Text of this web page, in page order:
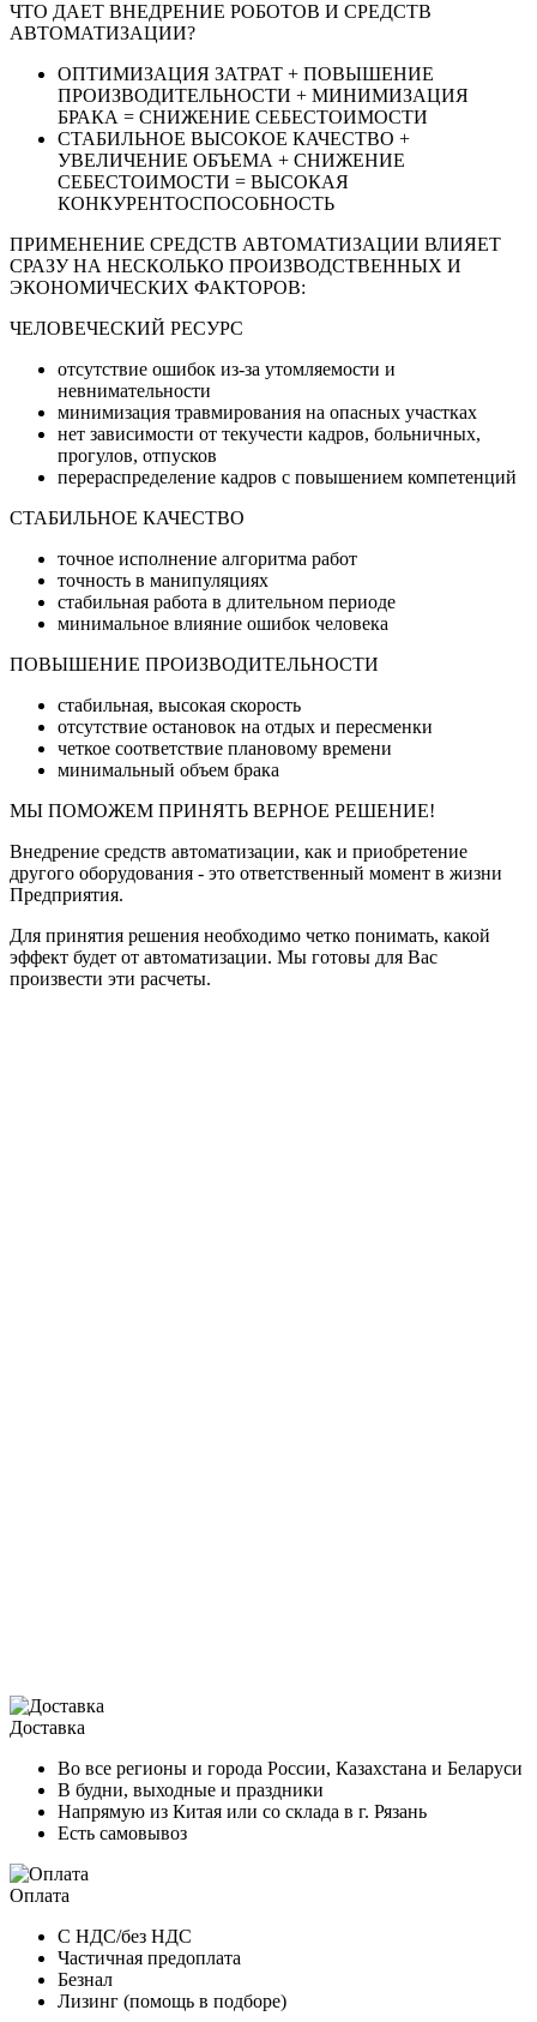
ЧТО ДАЕТ ВНЕДРЕНИЕ РОБОТОВ И СРЕДСТВ
АВТОМАТИЗАЦИИ?
ОПТИМИЗАЦИЯ ЗАТРАТ + ПОВЫШЕНИЕ
ПРОИЗВОДИТЕЛЬНОСТИ + МИНИМИЗАЦИЯ
БРАКА = СНИЖЕНИЕ СЕБЕСТОИМОСТИ
СТАБИЛЬНОЕ ВЫСОКОЕ КАЧЕСТВО +
УВЕЛИЧЕНИЕ ОБЪЕМА + СНИЖЕНИЕ
СЕБЕСТОИМОСТИ = ВЫСОКАЯ
КОНКУРЕНТОСПОСОБНОСТЬ
ПРИМЕНЕНИЕ СРЕДСТВ АВТОМАТИЗАЦИИ ВЛИЯЕТ
СРАЗУ НА НЕСКОЛЬКО ПРОИЗВОДСТВЕННЫХ И
ЭКОНОМИЧЕСКИХ ФАКТОРОВ:
ЧЕЛОВЕЧЕСКИЙ РЕСУРС
отсутствие ошибок из-за утомляемости и
невнимательности
минимизация травмирования на опасных участках
нет зависимости от текучести кадров, больничных,
прогулов, отпусков
перераспределение кадров с повышением компетенций
СТАБИЛЬНОЕ КАЧЕСТВО
точное исполнение алгоритма работ
точность в манипуляциях
стабильная работа в длительном периоде
минимальное влияние ошибок человека
ПОВЫШЕНИЕ ПРОИЗВОДИТЕЛЬНОСТИ
стабильная, высокая скорость
отсутствие остановок на отдых и пересменки
четкое соответствие плановому времени
минимальный объем брака
МЫ ПОМОЖЕМ ПРИНЯТЬ ВЕРНОЕ РЕШЕНИЕ!
Внедрение средств автоматизации, как и приобретение
другого оборудования - это ответственный момент в жизни
Предприятия.
Для принятия решения необходимо четко понимать, какой
эффект будет от автоматизации. Мы готовы для Вас
произвести эти расчеты.
Доставка
Во все регионы и города России, Казахстана и Беларуси
В будни, выходные и праздники
Напрямую из Китая или со склада в г. Рязань
Есть самовывоз
Оплата
С НДС/без НДС
Частичная предоплата
Безнал
Лизинг (помощь в подборе)